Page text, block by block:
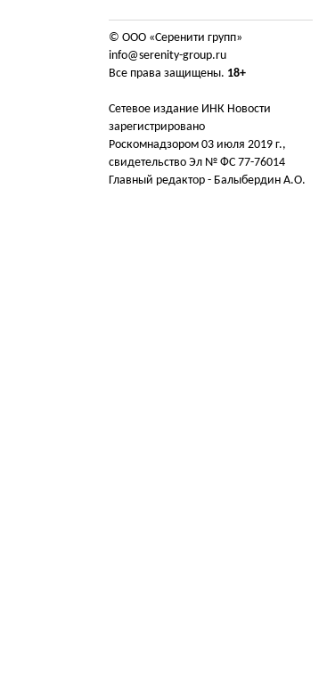
© ООО «Серенити групп»
info@serenity-group.ru
Все права защищены. 18+
Сетевое издание ИНК Новости
зарегистрировано
Роскомнадзором 03 июля 2019 г.,
свидетельство Эл № ФС 77-76014
Главный редактор - Балыбердин А.О.